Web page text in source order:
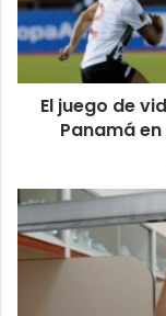
muerte:
Costa
Rica
recibe
Panamá
esperanza
para
ir
El juego de
Panamá
Madres
alajuelenses
podrían
convertirse